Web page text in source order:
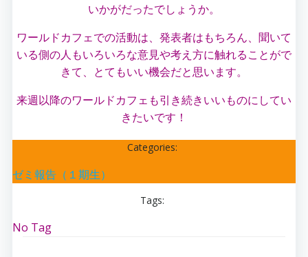
いかがだったでしょうか。
ワールドカフェでの活動は、発表者はもちろん、聞いて
いる側の人もいろいろな意見や考え方に触れることがで
きて、とてもいい機会だと思います。
来週以降のワールドカフェも引き続きいいものにしてい
きたいです！
Categories:
ゼミ報告（１期生）
Tags:
No Tag